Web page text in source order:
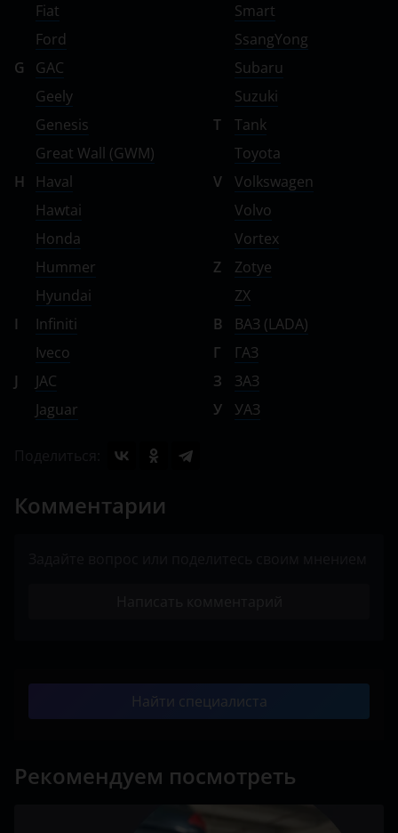
Fiat
Ford
G
GAC
Geely
Genesis
Great Wall (GWM)
H
Haval
Hawtai
Honda
Hummer
Hyundai
I
Infiniti
Iveco
J
JAC
Jaguar
Smart
SsangYong
Subaru
Suzuki
T
Tank
Toyota
V
Volkswagen
Volvo
Vortex
Z
Zotye
ZX
В
ВАЗ (LADA)
Г
ГАЗ
З
ЗАЗ
У
УАЗ
Комментарии
Найти специалиста
Рекомендуем посмотреть